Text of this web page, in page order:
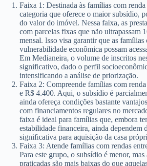
Faixa 1: Destinada às famílias com
categoria que oferece o maior subsídio,
do valor do imóvel. Nessa faixa, as
com parcelas fixas que não ultrapassam
mensal. Isso visa garantir que as famílias
vulnerabilidade econômica possam
Em Medianeira, o volume de inscritos
significativo, dado o perfil
intensificando a análise de priorização.
Faixa 2: Compreende famílias com
e R$ 4.400. Aqui, o subsídio é
ainda ofereça condições bastante
com financiamentos regulares no
faixa é ideal para famílias que, embora
estabilidade financeira, ainda dependem
significativa para aquisição da casa
Faixa 3: Atende famílias com rendas
Para este grupo, o subsídio é menor, mas
praticadas são mais baixas do que